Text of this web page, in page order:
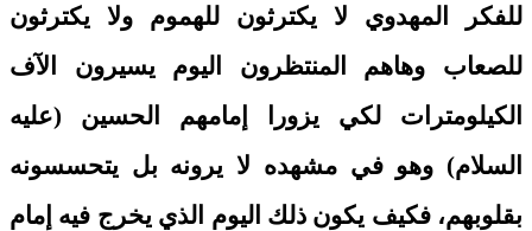
للفكر المهدوي لا يكترثون للهموم ولا يكترثون
للصعاب وهاهم المنتظرون اليوم يسيرون الآف
الكيلومترات لكي يزورا إمامهم الحسين (عليه
السلام) وهو في مشهده لا يرونه بل يتحسسونه
بقلوبهم، فكيف يكون ذلك اليوم الذي يخرج فيه إمام